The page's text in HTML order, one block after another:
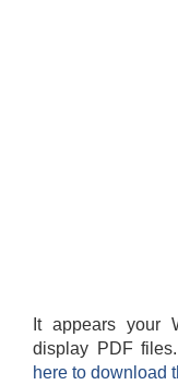
It appears your
display PDF files.
here to download